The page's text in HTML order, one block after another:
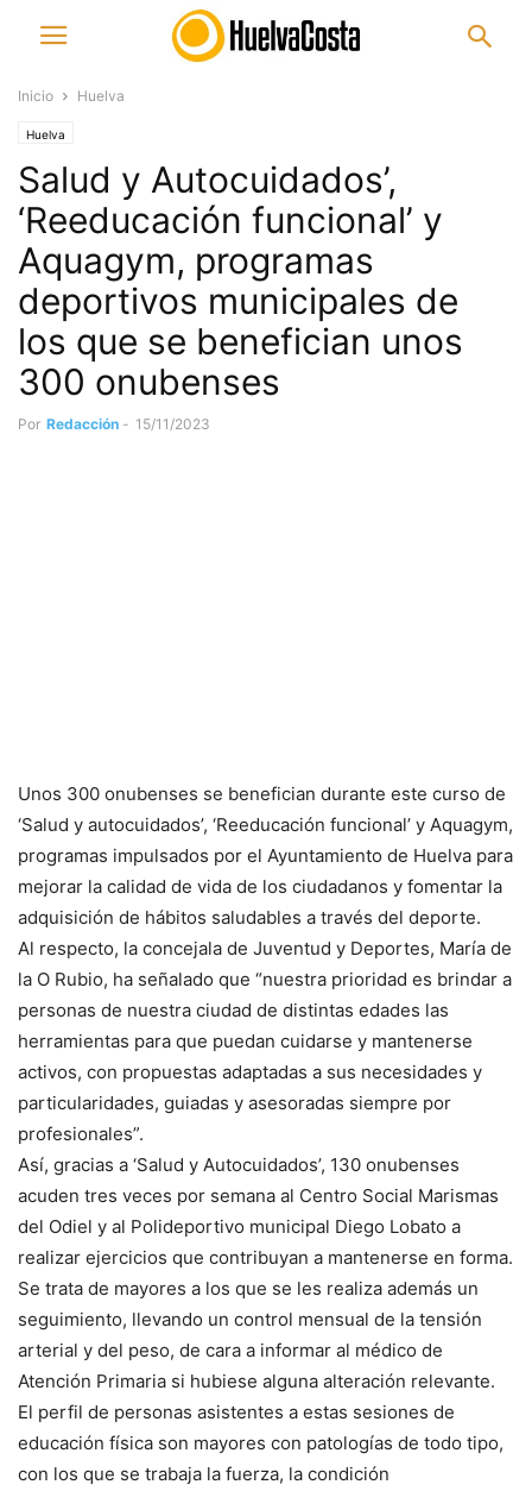
Inicio Huelva
Huelva
Salud y Autocuidados’,
‘Reeducación funcional’ y
Aquagym, programas
deportivos municipales de
los que se benefician unos
300 onubenses
Por Redacción - 15/11/2023
Unos 300 onubenses se benefician durante este curso de
‘Salud y autocuidados’, ‘Reeducación funcional’ y Aquagym,
programas impulsados por el Ayuntamiento de Huelva para
mejorar la calidad de vida de los ciudadanos y fomentar la
adquisición de hábitos saludables a través del deporte.
Al respecto, la concejala de Juventud y Deportes, María de
la O Rubio, ha señalado que “nuestra prioridad es brindar a
personas de nuestra ciudad de distintas edades las
herramientas para que puedan cuidarse y mantenerse
activos, con propuestas adaptadas a sus necesidades y
particularidades, guiadas y asesoradas siempre por
profesionales”.
Así, gracias a ‘Salud y Autocuidados’, 130 onubenses
acuden tres veces por semana al Centro Social Marismas
del Odiel y al Polideportivo municipal Diego Lobato a
realizar ejercicios que contribuyan a mantenerse en forma.
Se trata de mayores a los que se les realiza además un
seguimiento, llevando un control mensual de la tensión
arterial y del peso, de cara a informar al médico de
Atención Primaria si hubiese alguna alteración relevante.
El perfil de personas asistentes a estas sesiones de
educación física son mayores con patologías de todo tipo,
con los que se trabaja la fuerza, la condición